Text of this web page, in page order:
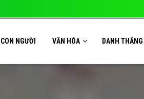
CON NGƯỜI VĂN HÓA DANH THẮNG